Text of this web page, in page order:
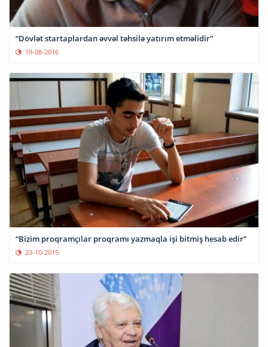
“Dövlət startaplardan əvvəl təhsilə yatırım etməlidir”
19-08-2016
“Bizim proqramçılar proqramı yazmaqla işi bitmiş hesab edir”
23-10-2015